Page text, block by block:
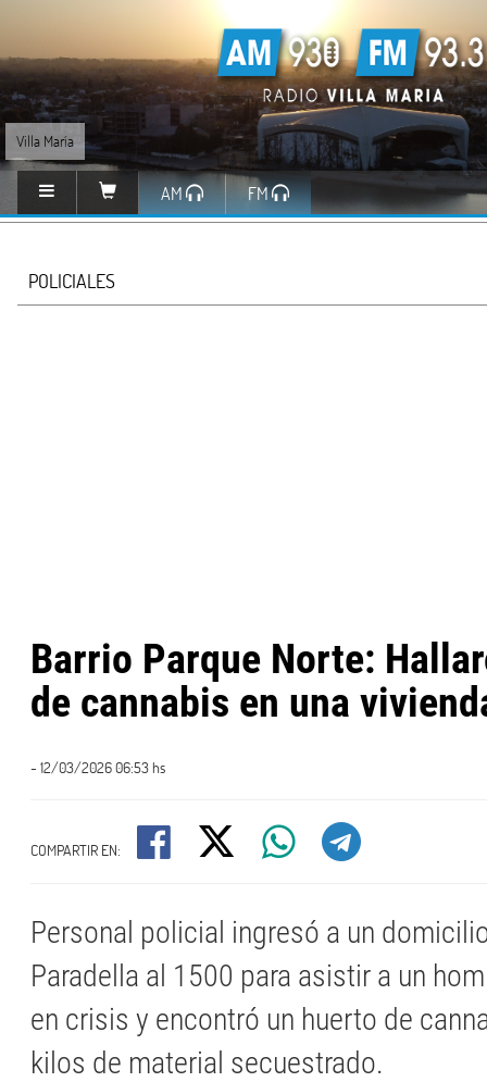
Villa María
AM FM
POLICIALES
Barrio Parque Norte:
de cannabis en una
- 12/03/2026 06:53 hs
COMPARTIR EN:
Personal policial ingresó a un
Paradella al 1500 para asistir a un
en crisis y encontró un huerto de
kilos de material secuestrado.